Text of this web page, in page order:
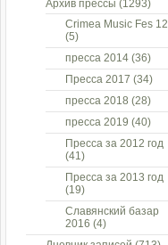
Архив прессы (1293)
Crimea Music Fes 12
(5)
пресса 2014 (36)
Пресса 2017 (34)
пресса 2018 (28)
пресса 2019 (40)
Пресса за 2012 год
(41)
Пресса за 2013 год
(19)
Славянский базар
2016 (4)